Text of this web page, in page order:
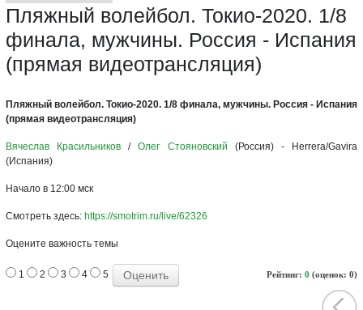
Пляжный волейбол. Токио-2020. 1/8
финала, мужчины. Россия - Испания
(прямая видеотрансляция)
Пляжный волейбол. Токио-2020. 1/8 финала, мужчины. Россия - Испания
(прямая видеотрансляция)
Вячеслав Красильников /Олег Стояновский (Россия) - Herrera/Gavira
(Испания)
Начало в 12:00 мск
Смотреть здесь: https://smotrim.ru/live/62326
Оцените важность темы
Рейтинг: 0 (оценок: 0)
1 2 3 4 5